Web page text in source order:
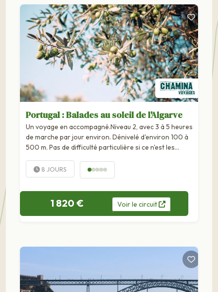
Portugal : Balades au soleil de l'Algarve
Un voyage en accompagné.Niveau 2, avec 3 à 5 heures
de marche par jour environ. Dénivelé d'environ 100 à
500 m. Pas de difficulté particulière si ce n'est les
l'Algarve est à la croisée des influences
méditerranéennes et atlantiques, ce qui lui confère un
8 JOURS
1 820 € Voirle circuit